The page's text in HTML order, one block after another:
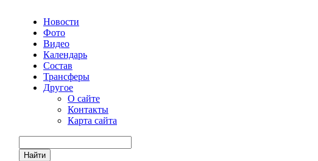
Новости
Фото
Видео
Календарь
Состав
Трансферы
Другое
О сайте
Контакты
Карта сайта
Найти